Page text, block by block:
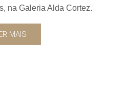
na Galeria Alda Cortez.
MAIS